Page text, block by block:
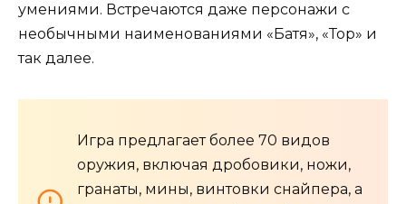
умениями. Встречаются даже персонажи с
необычными наименованиями «Батя», «Тор» и
так далее.
Игра предлагает более 70 видов
оружия, включая дробовики, ножи,
гранаты, мины, винтовки снайпера, а